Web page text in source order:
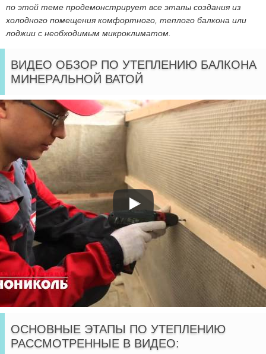
по этой теме продемонстрирует все этапы создания из
холодного помещения комфортного, теплого балкона или
лоджии с необходимым микроклиматом.
ВИДЕО ОБЗОР ПО УТЕПЛЕНИЮ БАЛКОНА
МИНЕРАЛЬНОЙ ВАТОЙ
ОСНОВНЫЕ ЭТАПЫ ПО УТЕПЛЕНИЮ
РАССМОТРЕННЫЕ В ВИДЕО: